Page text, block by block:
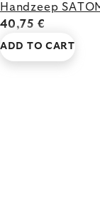
Handzeep
40,75 €
ADD TO CART